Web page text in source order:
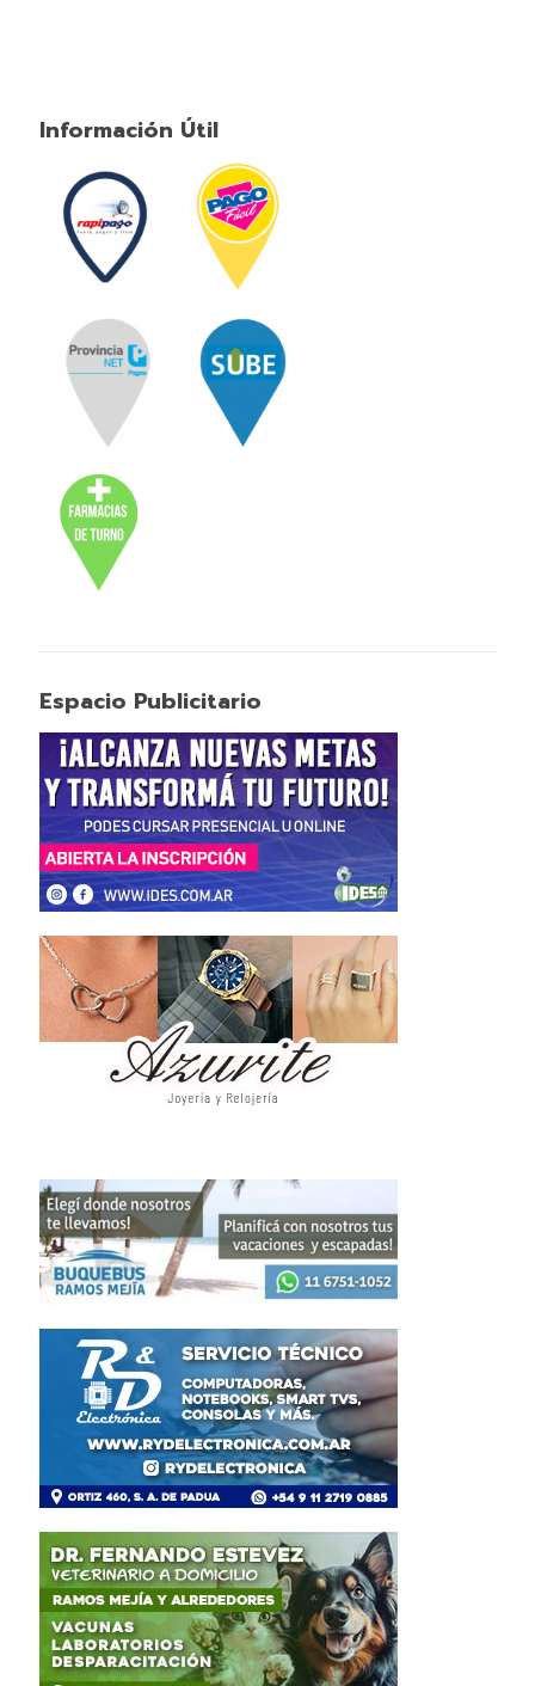
Información Útil
Espacio Publicitario